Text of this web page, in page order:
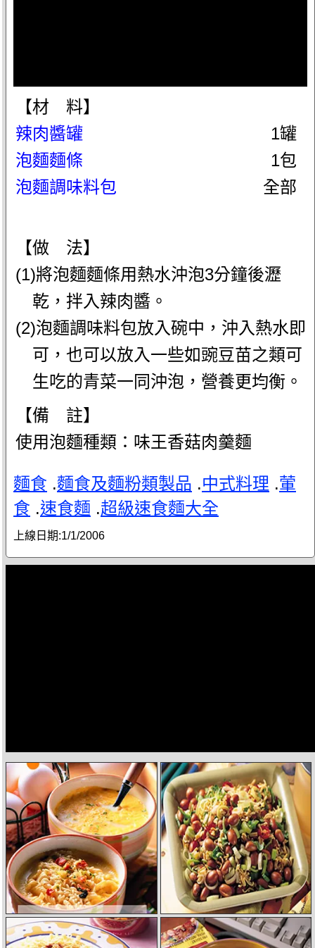
【材 料】
辣肉醬罐
1罐
泡麵麵條
1包
泡麵調味料包
全部
【做 法】
(1)將泡麵麵條用熱水沖泡3分鐘後瀝
乾，拌入辣肉醬。
(2)泡麵調味料包放入碗中，沖入熱水即
可，也可以放入一些如豌豆苗之類可
生吃的青菜一同沖泡，營養更均衡。
【備 註】
使用泡麵種類：味王香菇肉羹麵
麵食 .麵食及麵粉類製品 .中式料理 .葷
食 .速食麵 .超級速食麵大全
上線日期:1/1/2006